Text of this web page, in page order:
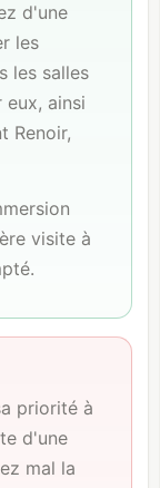
d'une
les
les salles
ainsi
Renoir,
visite à
priorité à
d'une
mal la